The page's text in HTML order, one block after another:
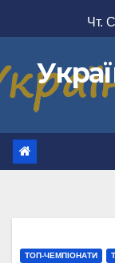
до
Чт.
ТОП-ЧЕМПІОНАТИ